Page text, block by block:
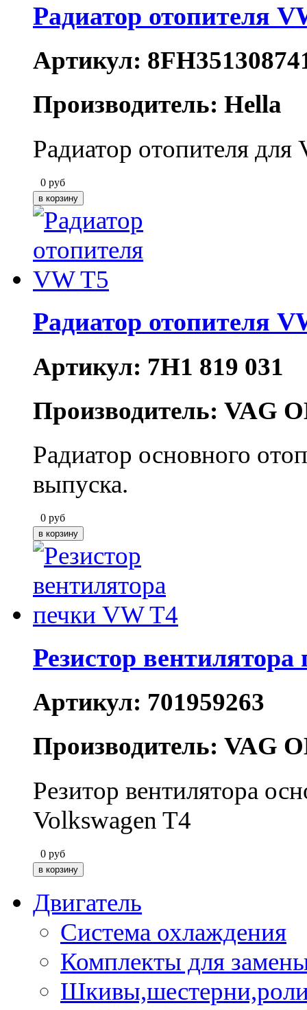
Радиатор отопителя
Артикул:
Производитель: Hella
Радиатор отопителя
0 руб
Радиатор отопителя
Артикул: 7H1 819 031
Производитель: VAG
Радиатор основного
выпуска.
0 руб
Резистор
Артикул: 701959263
Производитель: VAG
Резитор вентилятора
Volkswagen T4
0 руб
Двигатель
Система охлаждения
Комплекты для